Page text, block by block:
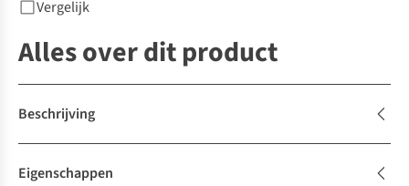
Vergelijk
Alles over dit product
Beschrijving
Eigenschappen